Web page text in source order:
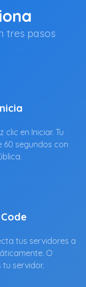
tres pasos
en Iniciar. Tu
60 segundos con
tus servidores a
O
tu servidor.